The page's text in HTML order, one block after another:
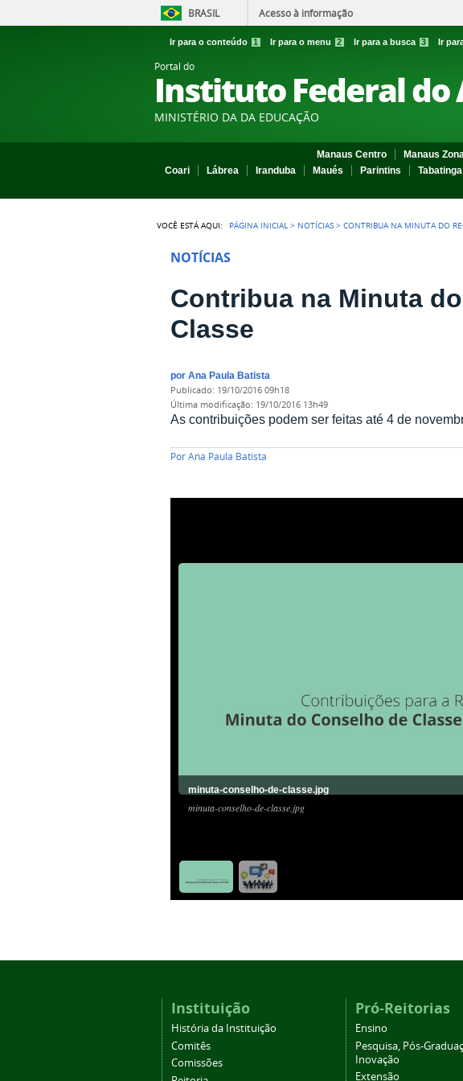
BRASIL Acesso à informação
Ir para o conteúdo 1 Ir para o menu 2 Ir para a busca 3 Ir
Portal do
Instituto Federal do
MINISTÉRIO DA DA EDUCAÇÃO
Manaus Centro Manaus
Coari
Lábrea Iranduba Maués Parintins Tabatinga
VOCÊ ESTÁ AQUI: PÁGINA INICIAL > NOTÍCIAS >CONTRIBUA NA MINUTA DO
NOTÍCIAS
Contribua na Minuta
Classe
por Ana Paula Batista
publicado: 19/10/2016 09h18
última modificação: 19/10/2016 13h49
As contribuições podem ser feitas até 4 de
Por Ana Paula Batista
minuta-conselho-de-classe.jpg
minuta-conselho-de-classe.jpg
Instituição
História da Instituição
Comitês
Comissões
Pró-Reitorias
Ensino
Pesquisa, Pós-
Inovação
Extensão